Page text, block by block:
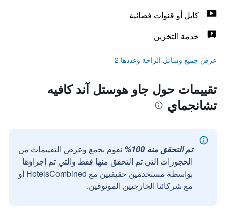
كابل أو قنوات فضائية
خدمة التخزين
عرض جميع وسائل الراحة وعددها 2
تقييمات حول جاو هوستل آند كافيه
تشانجماي
تم التحقق منه 100%
نقوم بجمع وعرض التقييمات من
الحجوزات التي تم التحقق منها فقط والتي تم إجراؤها
بواسطة مستخدمين حقيقيين مع HotelsCombined أو
مع شركائنا الخارجيين الموثوقين.